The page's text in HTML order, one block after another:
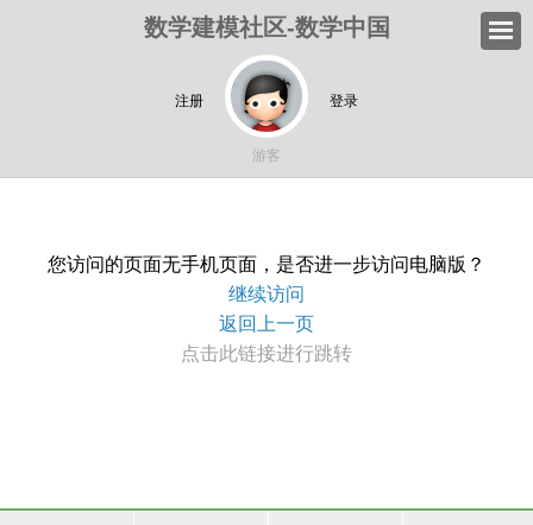
数学建模社区-数学中国
注册 登录
游客
您访问的页面无手机页面，是否进一步访问电脑版？
继续访问
返回上一页
点击此链接进行跳转